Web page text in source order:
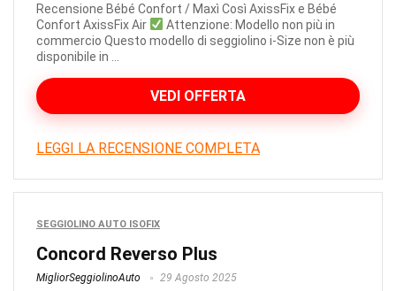
Recensione Bébé Confort / Maxì Così AxissFix e Bébé
Confort AxissFix Air
Attenzione: Modello non più in
commercio Questo modello di seggiolino i-Size non è più
disponibile in ...
VEDI OFFERTA
LEGGI LA RECENSIONE COMPLETA
SEGGIOLINO AUTO ISOFIX
Concord Reverso Plus
MigliorSeggiolinoAuto 29 Agosto 2025